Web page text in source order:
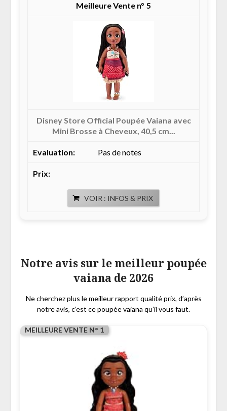
5
Disney Store Official Poupée Vaiana avec
Mini Brosse à Cheveux, 40,5 cm...
Pas de notes
VOIR : INFOS & PRIX
Notre avis sur le meilleur poupée
vaiana de 2026
Ne cherchez plus le meilleur rapport qualité prix, d’après
notre avis, c’est ce poupée vaiana qu’il vous faut.
MEILLEURE VENTE N° 1